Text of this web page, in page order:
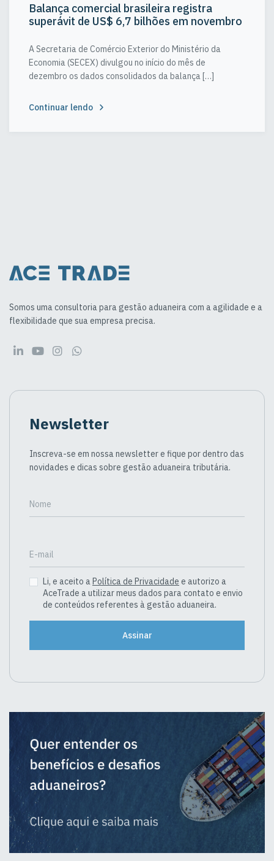
Balança comercial brasileira registra
superávit de US$ 6,7 bilhões em novembro
A Secretaria de Comércio Exterior do Ministério da
Economia (SECEX) divulgou no início do mês de
dezembro os dados consolidados da balança […]
Continuar lendo
Somos uma consultoria para gestão aduaneira com a agilidade e a
flexibilidade que sua empresa precisa.
Newsletter
Inscreva-se em nossa newsletter e fique por dentro das
novidades e dicas sobre gestão aduaneira tributária.
Nome
E-mail
Li, e aceito aPolítica de Privacidade e autorizo a
AceTrade a utilizar meus dados para contato e envio
de conteúdos referentes à gestão aduaneira.
Assinar